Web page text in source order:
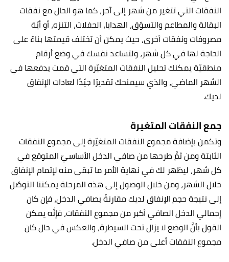
النفقات التي تتغير من شهر إلى آخر، كما هو الحال مع نفقات
البقالة والمطاعم والتسوّق، الهدايا، الحفلات، التنزه، أو أيّة
مصروفات ونفقات أخرى، حيث يمكن أن تختلف قيمتها بناءً على
الحاجة لها في كل شهر، ولتساعد نفسك في وضع أرقام
منطقيّة يمكنك تحليل النفقات المتغيّرة التي قمت بدفعها في
الشهر الماضي، والذي سيمنحك تقديرًا جيّدًا لعادات الإنفاق
لديك.
جمع النفقات المتغيرة
وتكمن بإضافة مجموع النفقات المتغيّرة إلى مجموع النفقات
الثابتة ومن ثمَّ طرحها من صافي الدخل الأساسيّ المتوقع في
كل شهر، ليظهر لك في نهاية الأمر ما تبقى منه لإتمام الإنفاق
خلال الشهر، ومن خلال الوصول إلى هذه المرحلة يمكننا التوصّل
إلى نتيجة حجم الإنفاق لديك مقارنةً بصافي الدخل، فإن كان
إجمالي الدخل الصافي أكبر من مجموع النفقات، فإنَّه يمكن
القول بأنَّ الوضع لا يزال تحت السيطرة، والعكس في حال كان
مجموع النفقات أعلى من صافي الدخل.